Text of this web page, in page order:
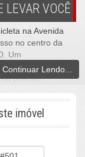
LEVAR VOCÊ
na Avenida
no centro da
Um
conectaso com a
precisa.
Continuar Lendo...
imóvel